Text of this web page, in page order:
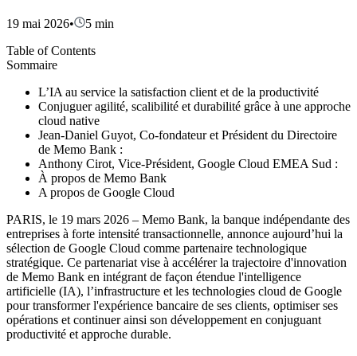
19 mai 2026• 5 min
Table of Contents
Sommaire
L’IA au service la satisfaction client et de la productivité
Conjuguer agilité, scalibilité et durabilité grâce à une approche
cloud native
Jean-Daniel Guyot, Co-fondateur et Président du Directoire
de Memo Bank :
Anthony Cirot, Vice-Président, Google Cloud EMEA Sud :
À propos de Memo Bank
A propos de Google Cloud
PARIS, le 19 mars 2026 – Memo Bank, la banque indépendante des
entreprises à forte intensité transactionnelle, annonce aujourd’hui la
sélection de Google Cloud comme partenaire technologique
stratégique. Ce partenariat vise à accélérer la trajectoire d'innovation
de Memo Bank en intégrant de façon étendue l'intelligence
artificielle (IA), l’infrastructure et les technologies cloud de Google
pour transformer l'expérience bancaire de ses clients, optimiser ses
opérations et continuer ainsi son développement en conjuguant
productivité et approche durable.